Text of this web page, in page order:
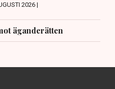
2026 |
äganderätten